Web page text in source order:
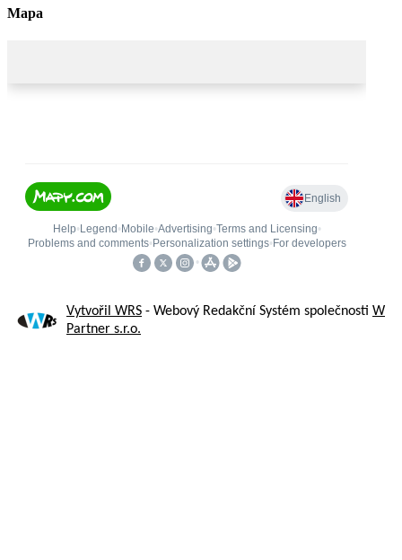
Mapa
Vytvořil WRS - Webový Redakční Systém společnosti W
Partner s.r.o.